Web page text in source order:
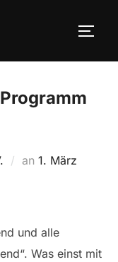
an Veröffentlicht
1. März
und alle
Was einst mit